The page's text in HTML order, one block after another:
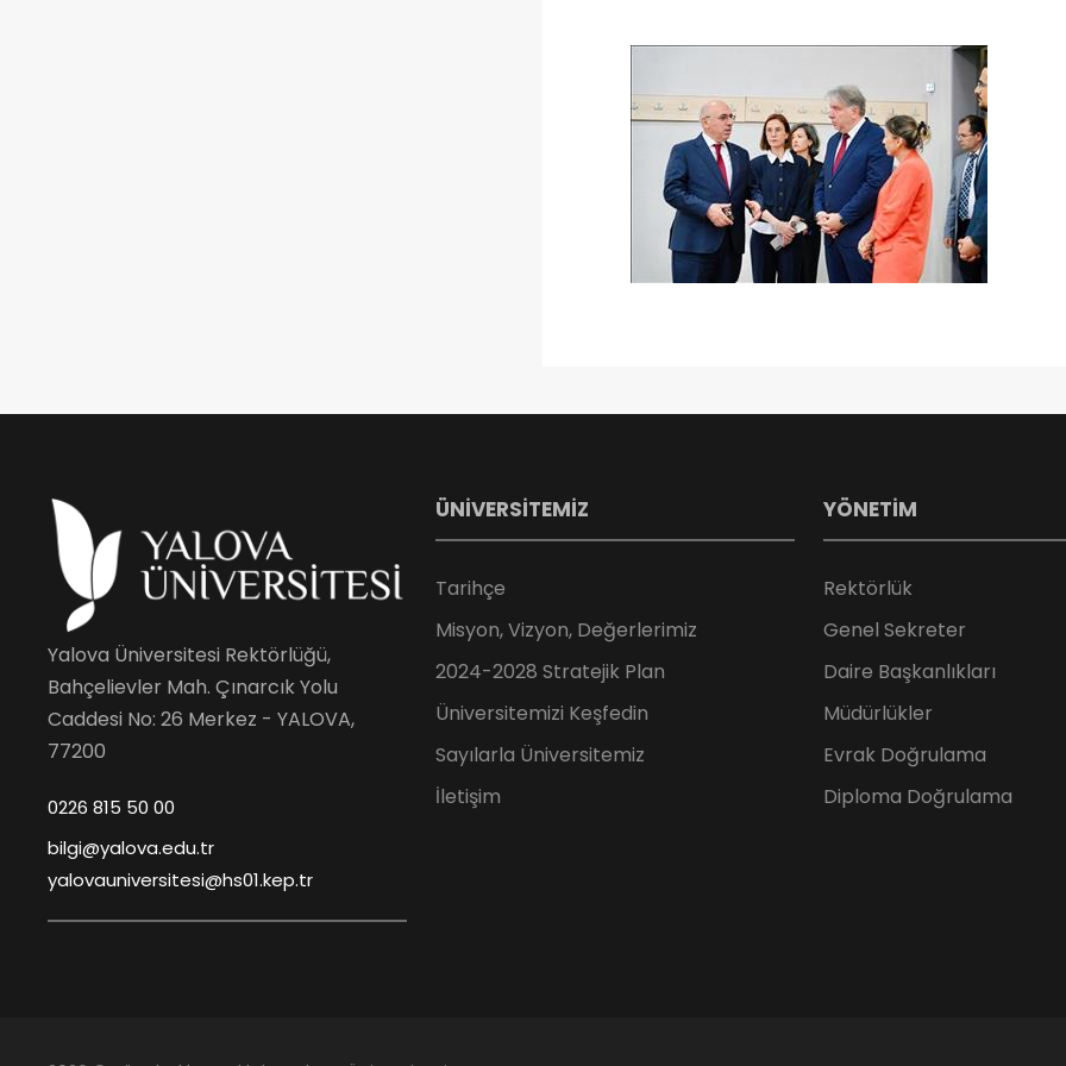
Yalova Üniversitesi Rektörlüğü,
Bahçelievler Mah. Çınarcık Yolu
Caddesi No: 26 Merkez - YALOVA,
77200
0226 815 50 00
bilgi@yalova.edu.tr
yalovauniversitesi@hs01.kep.tr
ÜNİVERSİTEMİZ
Tarihçe
Misyon, Vizyon, Değerlerimiz
2024-2028 Stratejik Plan
Üniversitemizi Keşfedin
Sayılarla Üniversitemiz
İletişim
YÖNETİM
Rektörlük
Genel Sekreter
Daire Başkanlıkları
Müdürlükler
Evrak Doğrulama
Diploma Doğrulama